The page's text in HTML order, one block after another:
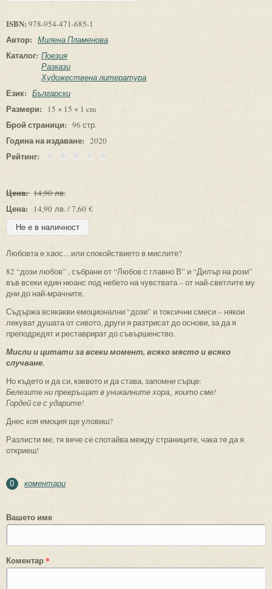
ISBN: 978-954-471-685-1
Автор: Милена Пламенова
Каталог: Поезия
Разкази
Художествена литература
Език: Български
Размери: 15 × 15 × 1 cm
Брой страници: 96 стр.
Година на издаване: 2020
Рейтинг:
Цена: 14,90 лв.
Цена: 14,90 лв. / 7,60 €
Любовта е хаос…или спокойствието в мислите?
82 “дози любов” , събрани от “Любов с главно В” и “Дилър на рози”
във всеки един нюанс под небето на чувствата – от най-светлите му
дни до най-мрачните.
Съдържа всякакви емоционални “дози” и токсични смеси – някои
лекуват душата от сивото, други я разтрисат до основи, за да я
преподредят и реставрират до съвършенство.
Мисли и цитати за всеки момент, всяко място и всяко
случване.
Но където и да си, каквото и да става, запомни сърце:
Белезите ни превръщат в уникалните хора,, които сме!
Гордей се с ударите!
Днес коя емоция ще уловиш?
Разлисти ме, тя вече се спотайва между страниците, чака те да я
откриеш!
0 коментари
Вашето име
Коментар*